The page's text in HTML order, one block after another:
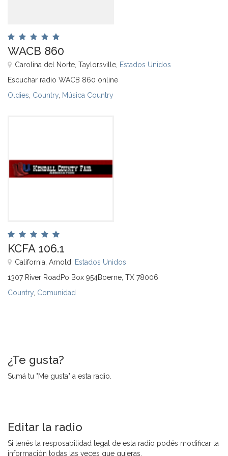
WACB 860
Carolina del Norte, Taylorsville, Estados Unidos
Escuchar radio WACB 860 online
Oldies Country Música Country
KCFA 106.1
California, Arnold, Estados Unidos
1307 River RoadPo Box 954Boerne, TX 78006
Country Comunidad
¿Te gusta?
Sumá tu "Me gusta" a esta radio.
Editar la radio
Si tenés la resposabilidad legal de esta radio podés modificar la
información todas las veces que quieras.